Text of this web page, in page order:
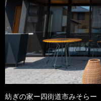
紡ぎの家ー四街道市みそらー